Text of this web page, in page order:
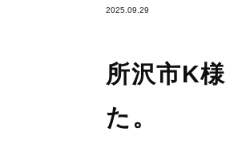
2025.09.29
所沢市K
た。